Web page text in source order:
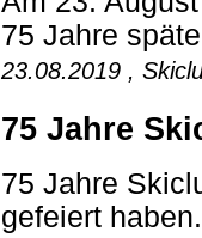
75 Jahre
23.08.2019 ,
75 Jahre
75 Jahre
gefeiert